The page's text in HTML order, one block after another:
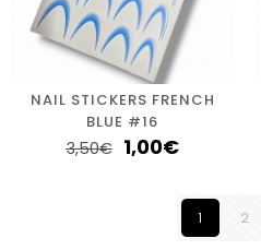
NAIL STICKERS FRENCH
BLUE #16
3,50€ 1,00€
1 2